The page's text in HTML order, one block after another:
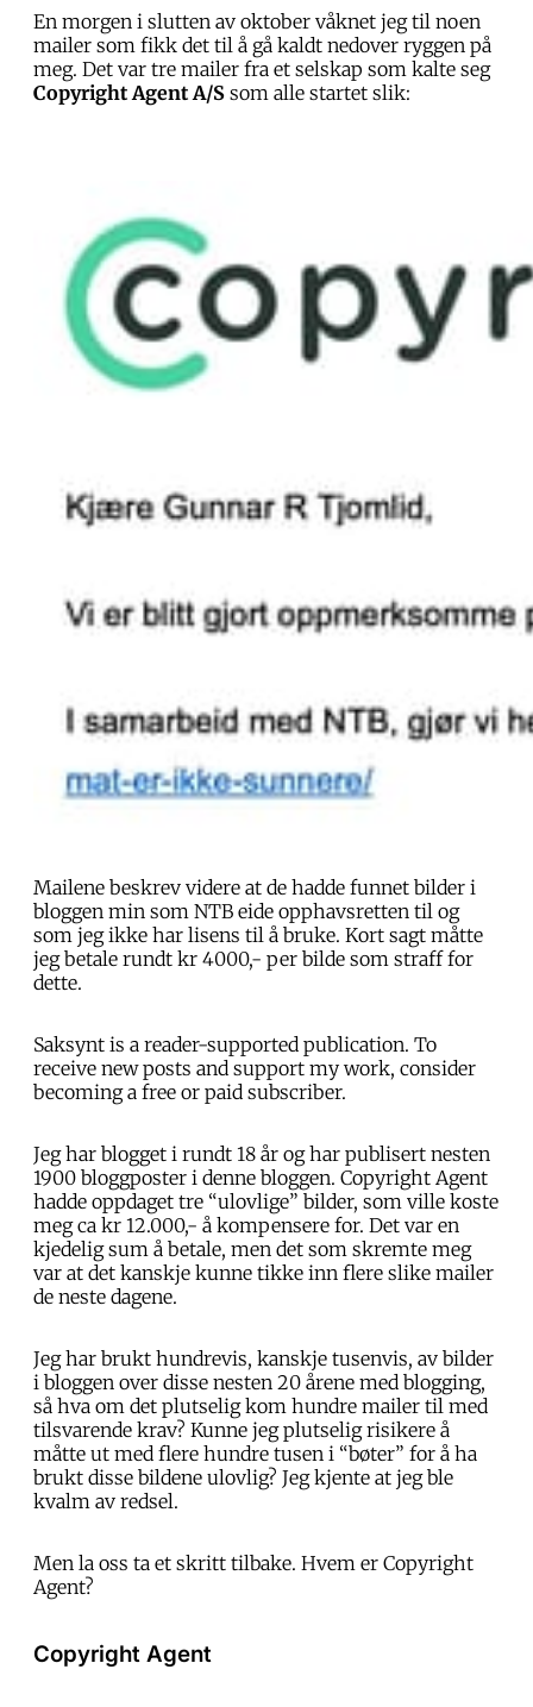
En morgen i slutten av oktober våknet jeg til noen
mailer som fikk det til å gå kaldt nedover ryggen på
meg. Det var tre mailer fra et selskap som kalte seg
Copyright Agent A/S som alle startet slik:
Mailene beskrev videre at de hadde funnet bilder i
bloggen min som NTB eide opphavsretten til og
som jeg ikke har lisens til å bruke. Kort sagt måtte
jeg betale rundt kr 4000,- per bilde som straff for
dette.
Saksynt is a reader-supported publication. To
receive new posts and support my work, consider
becoming a free or paid subscriber.
Jeg har blogget i rundt 18 år og har publisert nesten
1900 bloggposter i denne bloggen. Copyright Agent
hadde oppdaget tre “ulovlige” bilder, som ville koste
meg ca kr 12.000,- å kompensere for. Det var en
kjedelig sum å betale, men det som skremte meg
var at det kanskje kunne tikke inn flere slike mailer
de neste dagene.
Jeg har brukt hundrevis, kanskje tusenvis, av bilder
i bloggen over disse nesten 20 årene med blogging,
så hva om det plutselig kom hundre mailer til med
tilsvarende krav? Kunne jeg plutselig risikere å
måtte ut med flere hundre tusen i “bøter” for å ha
brukt disse bildene ulovlig? Jeg kjente at jeg ble
kvalm av redsel.
Men la oss ta et skritt tilbake. Hvem er Copyright
Agent?
Copyright Agent